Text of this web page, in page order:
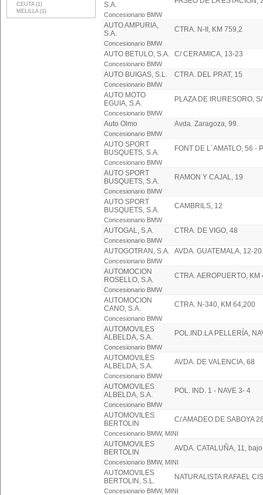
CEUTA (1)
MELILLA (1)
S.A.
Concesionario BMW
AUTO AMPURIA,
S.A.
CTRA. N-II, KM 759,2
Concesionario BMW
AUTO BETULO, S.A. C/ CERAMICA, 13-23
Concesionario BMW
AUTO BUIGAS, S.L. CTRA. DEL PRAT, 15
Concesionario BMW
AUTO MOTO
EGUIA, S.A.
PLAZA DE IRURESORO,
Concesionario BMW
Auto Olmo Avda. Zaragoza, 99.
Concesionario BMW
AUTO SPORT
BUSQUETS, S.A.
FONT DE L´AMATLO, 56 -
Concesionario BMW
AUTO SPORT
BUSQUETS, S.A.
RAMON Y CAJAL, 19
Concesionario BMW
AUTO SPORT
BUSQUETS, S.A.
CAMBRILS, 12
Concesionario BMW
AUTOGAL, S.A. CTRA. DE VIGO, 48
Concesionario BMW
AUTOGOTRAN, S.A. AVDA. GUATEMALA, 12-
Concesionario BMW
AUTOMOCION
ROSELLO, S.A.
CTRA. AEROPUERTO, KM
Concesionario BMW
AUTOMOCION
CANO, S.A.
CTRA. N-340, KM 64,200
Concesionario BMW
AUTOMOVILES
ALBELDA, S.A.
POL.IND.LA PELLERÍA,
Concesionario BMW
AUTOMOVILES
ALBELDA, S.A.
AVDA. DE VALENCIA, 68
Concesionario BMW
AUTOMOVILES
ALBELDA, S.A.
POL. IND. 1 - NAVE 3- 4
Concesionario BMW
AUTOMOVILES
BERTOLIN
C/ AMADEO DE SABOYA
Concesionario BMW, MINI
AUTOMOVILES
BERTOLIN
AVDA. CATALUÑA, 11,
Concesionario BMW, MINI
AUTOMOVILES
BERTOLIN, S.L.
NATURALISTA RAFAEL
Concesionario BMW, MINI